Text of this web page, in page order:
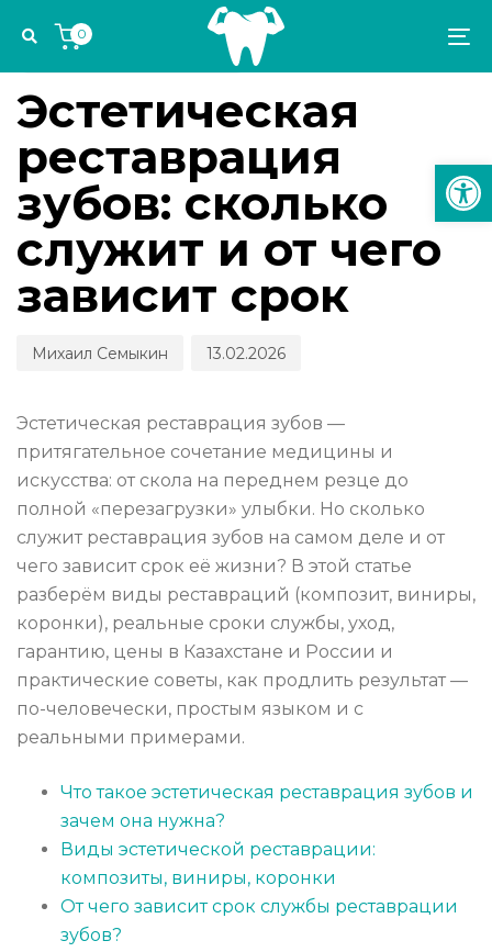
links
navigation
Skip
content
0
IN:
ЭСТЕТИКА И ОРТОДОНТИЯ
Эстетическая
реставрация
зубов: сколько
служит и от чего
зависит срок
Михаил Семыкин
on:
13.02.2026
Эстетическая реставрация зубов —
притягательное сочетание медицины и
искусства: от скола на переднем резце до
полной «перезагрузки» улыбки. Но сколько
служит реставрация зубов на самом деле и от
чего зависит срок её жизни? В этой статье
разберём виды реставраций (композит, виниры,
коронки), реальные сроки службы, уход,
гарантию, цены в Казахстане и России и
практические советы, как продлить результат —
по-человечески, простым языком и с
реальными примерами.
Что такое эстетическая реставрация зубов и
зачем она нужна?
Виды эстетической реставрации:
композиты, виниры, коронки
От чего зависит срок службы реставрации
зубов?